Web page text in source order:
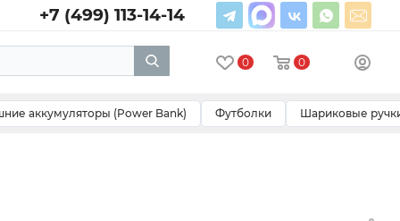
+7 (499) 113-14-14
0 0
аккумуляторы (Power Bank) Футболки Шариковые